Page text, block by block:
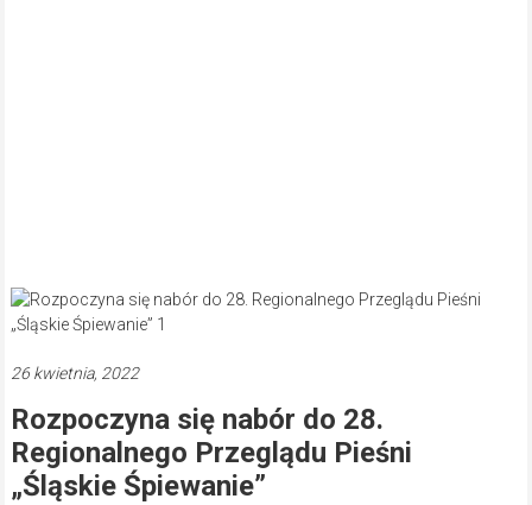
26 kwietnia, 2022
Rozpoczyna się nabór do 28.
Regionalnego Przeglądu Pieśni
„Śląskie Śpiewanie”